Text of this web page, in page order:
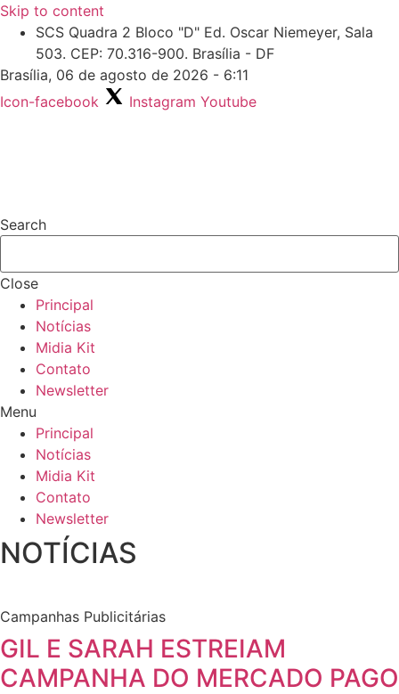
Skip to content
SCS Quadra 2 Bloco "D" Ed. Oscar Niemeyer, Sala
503. CEP: 70.316-900. Brasília - DF
Brasília, 06 de agosto de 2026 - 6:11
Icon-facebook
Instagram Youtube
Search
Close
Principal
Notícias
Midia Kit
Contato
Newsletter
Menu
Principal
Notícias
Midia Kit
Contato
Newsletter
NOTÍCIAS
Campanhas Publicitárias
GIL E SARAH ESTREIAM
CAMPANHA DO MERCADO PAGO